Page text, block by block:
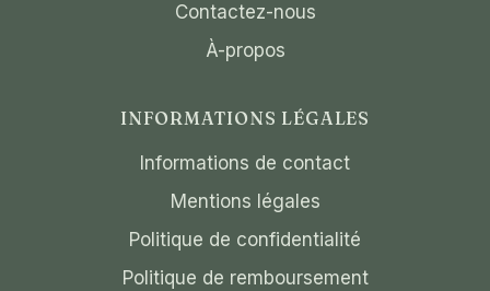
Contactez-nous
À-propos
INFORMATIONS LÉGALES
Informations de contact
Mentions légales
Politique de confidentialité
Politique de remboursement